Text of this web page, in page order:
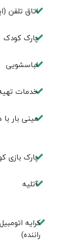
اتاق تلفن
پارک کودک
لباسشویی
خدمات
مینی بار با
پارک بازی
آتلیه
کرایه
راننده)